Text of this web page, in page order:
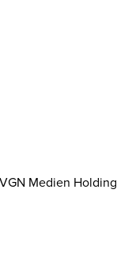
Medien Holding